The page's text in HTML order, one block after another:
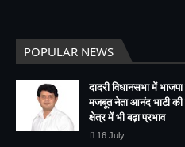
POPULAR NEWS
दादरी विधानसभा में
मजबूत नेता आनंद भाटी की
क्षेत्र में भी बढ़ा प्रभाव
16 July